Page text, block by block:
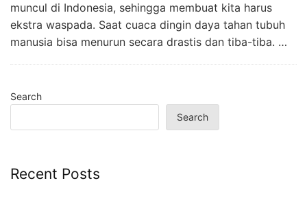
muncul di Indonesia, sehingga membuat kita harus
ekstra waspada. Saat cuaca dingin daya tahan tubuh
manusia bisa menurun secara drastis dan tiba-tiba. …
Search
Search
Recent Posts